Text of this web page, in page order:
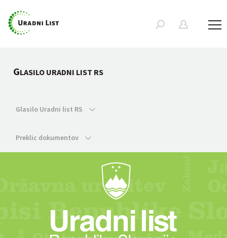
GLASILO URADNI LIST RS
Glasilo Uradni list RS
Preklic dokumentov